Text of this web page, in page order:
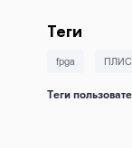
Теги
fpga
Теги